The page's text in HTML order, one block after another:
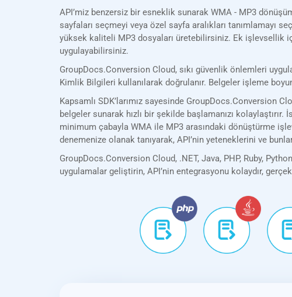
API’miz benzersiz bir esneklik sunarak WMA - MP3
sayfaları seçmeyi veya özel sayfa aralıkları tanımlamayı
yüksek kaliteli MP3 dosyaları üretebilirsiniz. Ek işlevsellik
uygulayabilirsiniz.
GroupDocs.Conversion Cloud, sıkı güvenlik önlemleri
Kimlik Bilgileri kullanılarak doğrulanır. Belgeler işleme
Kapsamlı SDK’larımız sayesinde GroupDocs.Conversion
belgeler sunarak hızlı bir şekilde başlamanızı
minimum çabayla WMA ile MP3 arasındaki dönüştürme
denemenize olanak tanıyarak, API’nin yeteneklerini ve
GroupDocs.Conversion Cloud, .NET, Java, PHP, Ruby,
uygulamalar geliştirin, API’nin entegrasyonu kolaydır,